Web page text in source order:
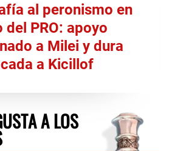
al peronismo en
del PRO: apoyo
a Milei y dura
a Kicillof
A LOS